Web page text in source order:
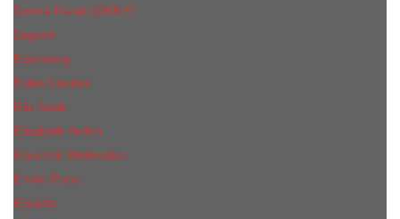
Donna Karan (DKNY)
Dupont
Eisenberg
Еsteе Lаudеr
Elie Saab
Elizabeth Arden
Escentric Molecules
Emilio Pucci
Escada